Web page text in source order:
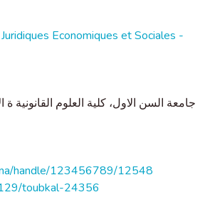
Economiques et Sociales -
جامعة السن الاول، كلية العلوم القانونية ة
handle/123456789/12548
toubkal-24356